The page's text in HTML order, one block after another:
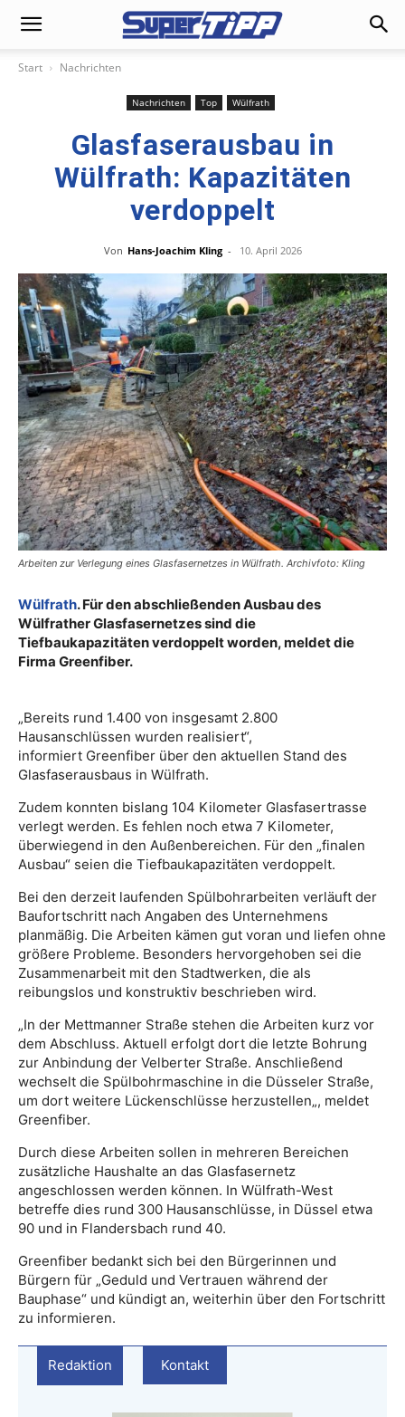
Start Nachrichten
Nachrichten Top Wülfrath
Glasfaserausbau in
Wülfrath: Kapazitäten
verdoppelt
Von Hans-Joachim Kling - 10. April 2026
Arbeiten zur Verlegung eines Glasfasernetzes in Wülfrath. Archivfoto: Kling
Wülfrath. Für den abschließenden Ausbau des
Wülfrather Glasfasernetzes sind die
Tiefbaukapazitäten verdoppelt worden, meldet die
Firma Greenfiber.
„Bereits rund 1.400 von insgesamt 2.800
Hausanschlüssen wurden realisiert“,
informiert Greenfiber über den aktuellen Stand des
Glasfaserausbaus in Wülfrath.
Zudem konnten bislang 104 Kilometer Glasfasertrasse
verlegt werden. Es fehlen noch etwa 7 Kilometer,
überwiegend in den Außenbereichen. Für den „finalen
Ausbau“ seien die Tiefbaukapazitäten verdoppelt.
Bei den derzeit laufenden Spülbohrarbeiten verläuft der
Baufortschritt nach Angaben des Unternehmens
planmäßig. Die Arbeiten kämen gut voran und liefen ohne
größere Probleme. Besonders hervorgehoben sei die
Zusammenarbeit mit den Stadtwerken, die als
reibungslos und konstruktiv beschrieben wird.
„In der Mettmanner Straße stehen die Arbeiten kurz vor
dem Abschluss. Aktuell erfolgt dort die letzte Bohrung
zur Anbindung der Velberter Straße. Anschließend
wechselt die Spülbohrmaschine in die Düsseler Straße,
um dort weitere Lückenschlüsse herzustellen„, meldet
Greenfiber.
Durch diese Arbeiten sollen in mehreren Bereichen
zusätzliche Haushalte an das Glasfasernetz
angeschlossen werden können. In Wülfrath-West
betreffe dies rund 300 Hausanschlüsse, in Düssel etwa
90 und in Flandersbach rund 40.
Greenfiber bedankt sich bei den Bürgerinnen und
Bürgern für „Geduld und Vertrauen während der
Bauphase“ und kündigt an, weiterhin über den Fortschritt
zu informieren.
Redaktion Kontakt